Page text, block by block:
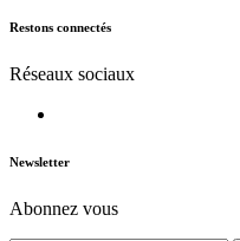
Restons connectés
Réseaux sociaux
Newsletter
Abonnez vous